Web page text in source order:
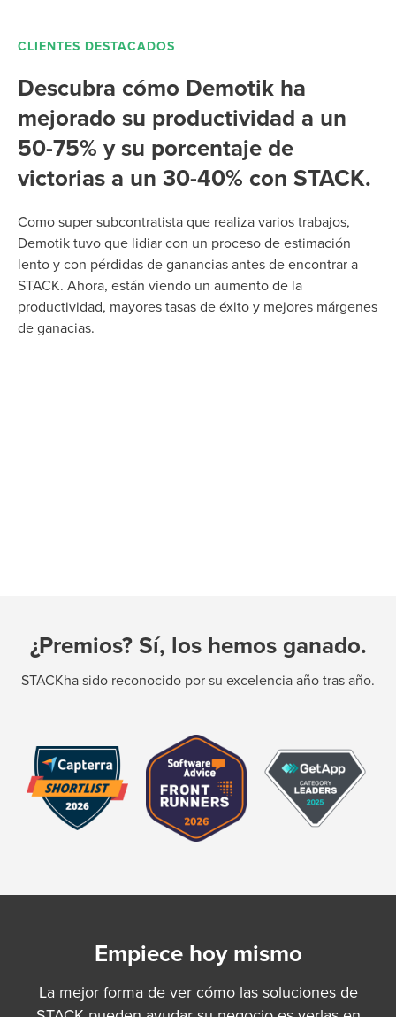
CLIENTES DESTACADOS
Descubra cómo Demotik ha
mejorado su productividad a un
50-75% y su porcentaje de
victorias a un 30-40% con STACK.
Como super subcontratista que realiza varios trabajos,
Demotik tuvo que lidiar con un proceso de estimación
lento y con pérdidas de ganancias antes de encontrar a
STACK. Ahora, están viendo un aumento de la
productividad, mayores tasas de éxito y mejores márgenes
de ganacias.
¿Premios? Sí, los hemos ganado.
STACKha sido reconocido por su excelencia año tras año.
Empiece hoy mismo
La mejor forma de ver cómo las soluciones de